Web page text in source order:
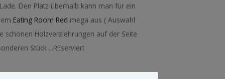
Den Platz überhalb kann man für ein
Eating Room Red mega aus ( Auswahl
schönen Holzverziehrungen auf der Seite
Stück ...REserviert